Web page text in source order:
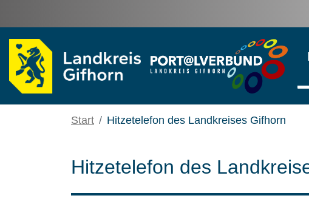
Start Hitzetelefon des Landkreises Gifhorn
Hitzetelefon des